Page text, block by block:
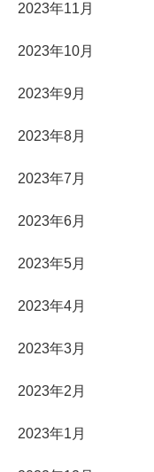
2023年11月
2023年10月
2023年9月
2023年8月
2023年7月
2023年6月
2023年5月
2023年4月
2023年3月
2023年2月
2023年1月